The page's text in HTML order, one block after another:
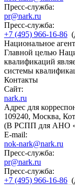
Пресс-служба:
pr@nark.ru
Пресс-служба:
+7 (495) 966-16-86
Национальное
Главной целью
квалификаций
системы
Контакты
Сайт:
nark.ru
Адрес для
109240, Москва,
(В РСПП для АНО
E-mail:
nok-nark@nark.ru
Пресс-служба:
pr@nark.ru
Пресс-служба:
+7 (495) 966-16-86